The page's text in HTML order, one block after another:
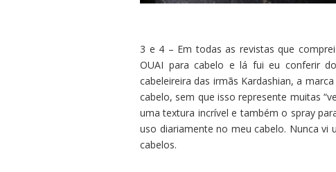
3 e 4 – Em todas as revistas que
OUAI para cabelo e lá fui eu conferir
cabeleireira das irmãs Kardashian, a
cabelo, sem que isso represente muitas
uma textura incrível e também o spray
uso diariamente no meu cabelo. Nunca
cabelos.